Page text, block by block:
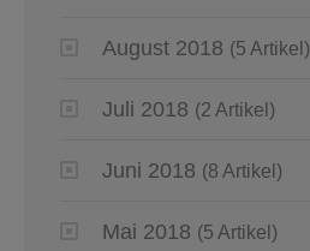
August 2018 (5 Artikel)
Juli 2018 (2 Artikel)
Juni 2018 (8 Artikel)
Mai 2018 (5 Artikel)